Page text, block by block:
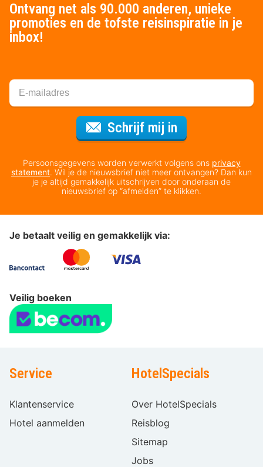
Ontvang net als 90.000 anderen, unieke
promoties en de tofste reisinspiratie in je
inbox!
Schrijf mij in
Persoonsgegevens worden verwerkt volgens ons privacy
statement. Wil je de nieuwsbrief niet meer ontvangen? Dan kun
je je altijd gemakkelijk uitschrijven door onderaan de
nieuwsbrief op “afmelden” te klikken.
Je betaalt veilig en gemakkelijk via:
Veilig boeken
Service
Klantenservice
Hotel aanmelden
HotelSpecials
Over HotelSpecials
Reisblog
Sitemap
Jobs